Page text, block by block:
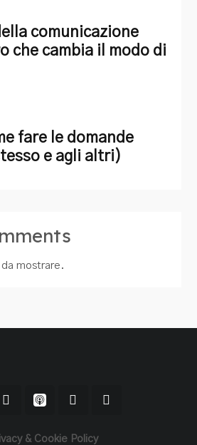
comunicazione
che cambia il modo di
fare le domande
e agli altri)
mostrare.
& Cookie Policy